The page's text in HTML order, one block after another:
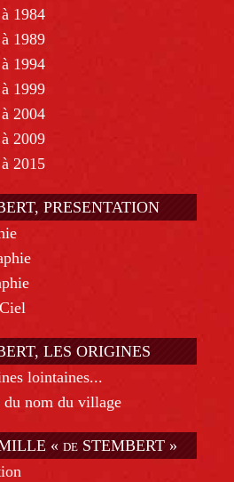
1984
1989
1994
1999
2004
2009
2015
PRESENTATION
LES ORIGINES
lointaines...
nom du village
« de STEMBERT »